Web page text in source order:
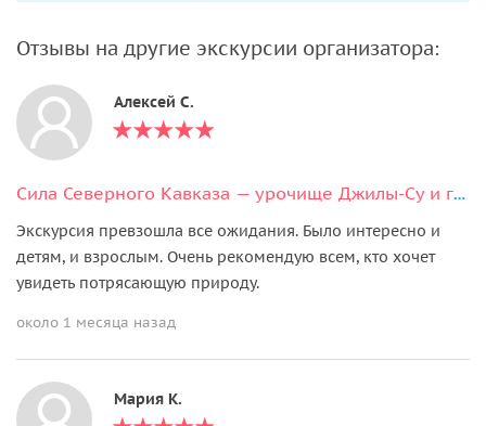
Отзывы на другие экскурсии организатора:
Алексей С.
Сила Северного Кавказа — урочище Джилы-Су и гора Тузлук
Экскурсия превзошла все ожидания. Было интересно и
детям, и взрослым. Очень рекомендую всем, кто хочет
увидеть потрясающую природу.
около 1 месяца назад
Мария К.